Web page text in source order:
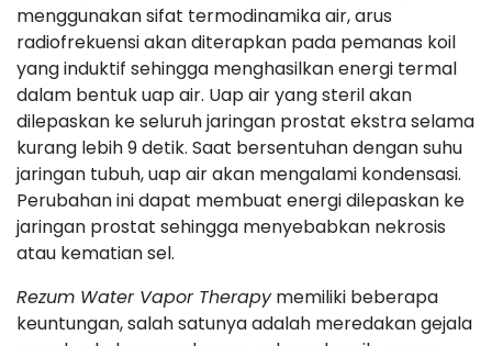
menggunakan sifat termodinamika air, arus
radiofrekuensi akan diterapkan pada pemanas koil
yang induktif sehingga menghasilkan energi termal
dalam bentuk uap air. Uap air yang steril akan
dilepaskan ke seluruh jaringan prostat ekstra selama
kurang lebih 9 detik. Saat bersentuhan dengan suhu
jaringan tubuh, uap air akan mengalami kondensasi.
Perubahan ini dapat membuat energi dilepaskan ke
jaringan prostat sehingga menyebabkan nekrosis
atau kematian sel.
Rezum Water Vapor Therapymemiliki beberapa
keuntungan, salah satunya adalah meredakan gejala